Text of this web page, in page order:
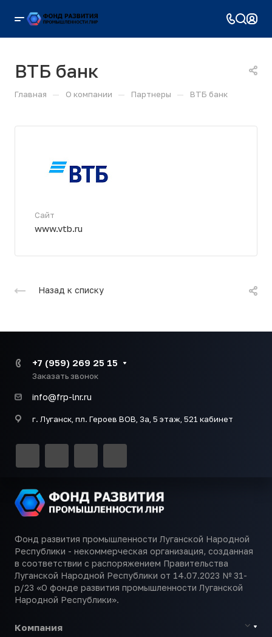
ВТБ банк
Главная — О компании — Партнеры — ВТБ банк
Сайт
www.vtb.ru
Назад к списку
+7 (959) 269 25 15
Заказать звонок
info@frp-lnr.ru
г. Луганск, пл. Героев ВОВ, 3а, 5 этаж, 521 кабинет
Фонд развития промышленности Луганской Народной
Республики - некоммерческая организация, созданная
в соответствии с распоряжением Правительства
Луганской Народной Республики от 14.07.2023 № 31-
р/23 «О фонде развития промышленности Луганской
Народной Республики».
Компания